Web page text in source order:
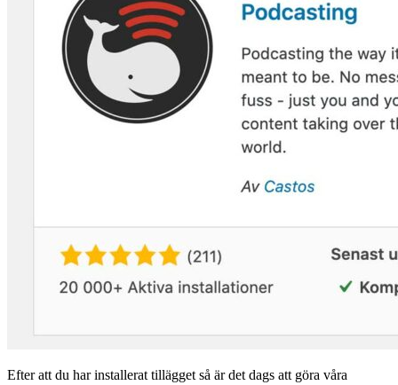
Efter att du har installerat tillägget så är det dags att göra våra